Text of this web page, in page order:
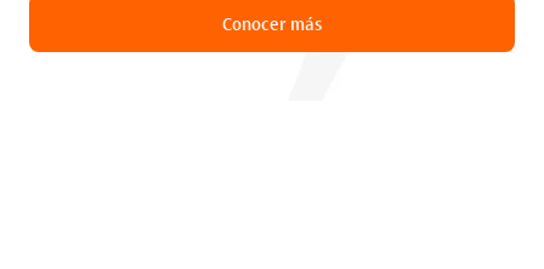
Conocer más